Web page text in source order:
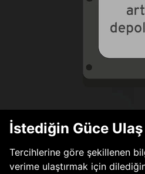
İstediğin Güce Ulaş
Tercihlerine göre şekillenen
verime ulaştırmak için